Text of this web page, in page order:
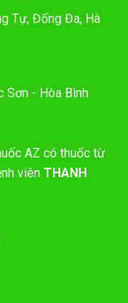
Tự, Đống Đa, Hà
Sơn - Hòa Bình
AZ có thuốc từ
viên THANH